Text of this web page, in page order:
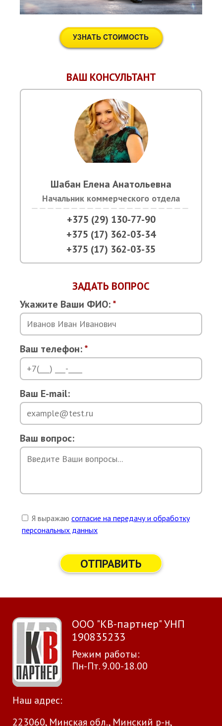
ВАШ КОНСУЛЬТАНТ
Шабан Елена Анатольевна
Начальник коммерческого отдела
+375 (29) 130-77-90
+375 (17) 362-03-34
+375 (17) 362-03-35
ЗАДАТЬ ВОПРОС
Укажите Ваши ФИО:*
Ваш телефон:*
Ваш E-mail:
Ваш вопрос:
Я выражаю согласие на передачу и обработку
персональных данных
ОТПРАВИТЬ
ООО "КВ-партнер" УНП
190835233
Режим работы:
Пн-Пт. 9.00-18.00
Наш адрес:
223060, Минская обл., Минский р-н,